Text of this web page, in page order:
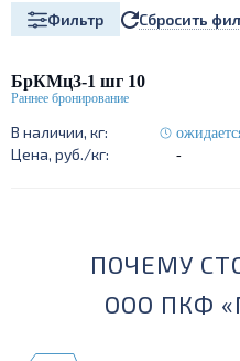
Фильтр Сбросить
БрКМц3-1 шг 10
-
ПОЧЕМУ
ООО ПКФ